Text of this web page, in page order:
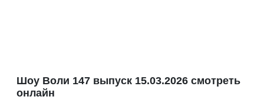
Шоу Воли 147 выпуск 15.03.2026 смотреть
онлайн